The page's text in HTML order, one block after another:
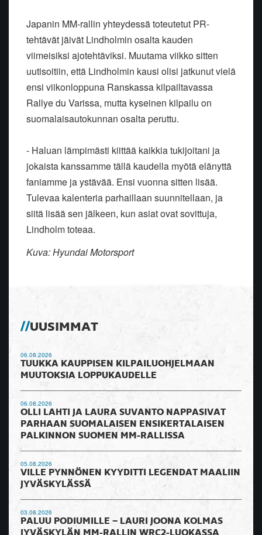
Japanin MM-rallin yhteydessä toteutetut PR-
tehtävät jäivät Lindholmin osalta kauden
viimeisiksi ajotehtäviksi. Muutama viikko sitten
uutisoitiin, että Lindholmin kausi olisi jatkunut vielä
ensi viikonloppuna Ranskassa kilpailtavassa
Rallye du Varissa, mutta kyseinen kilpailu on
suomalaisautokunnan osalta peruttu.
- Haluan lämpimästi kiittää kaikkia tukijoitani ja
jokaista kanssamme tällä kaudella myötä elänyttä
faniamme ja ystävää. Ensi vuonna sitten lisää.
Tulevaa kalenteria parhaillaan suunnitellaan, ja
siitä lisää sen jälkeen, kun asiat ovat sovittuja,
Lindholm toteaa.
Kuva: Hyundai Motorsport
UUSIMMAT
06.08.2026
TUUKKA KAUPPISEN KILPAILUOHJELMAAN
MUUTOKSIA LOPPUKAUDELLE
06.08.2026
OLLI LAHTI JA LAURA SUVANTO NAPPASIVAT
PARHAAN SUOMALAISEN ENSIKERTALAISEN
PALKINNON SUOMEN MM-RALLISSA
05.08.2026
VILLE PYNNÖNEN KYYDITTI LEGENDAT MAALIIN
JYVÄSKYLÄSSÄ
03.08.2026
PALUU PODIUMILLE – LAURI JOONA KOLMAS